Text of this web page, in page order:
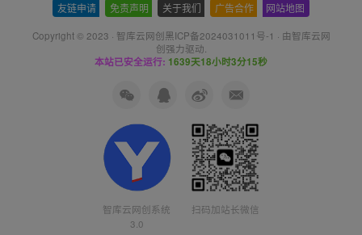
友链申请 免责声明 关于我们 广告合作 网站地图
Copyright © 2023 · 智库云网创黑ICP备2024031011号-1 · 由智库云网
创强力驱动.
本站已安全运行: 1639天18小时3分16秒
智库云网创系统
3.0
扫码加站长微信